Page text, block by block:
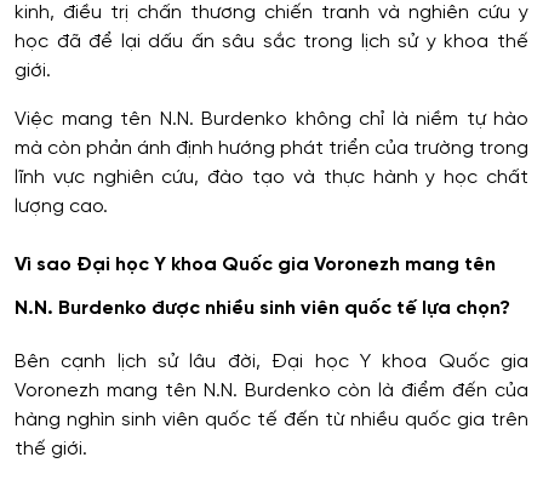
kinh, điều trị chấn thương chiến tranh và nghiên cứu y
học đã để lại dấu ấn sâu sắc trong lịch sử y khoa thế
giới.
Việc mang tên N.N. Burdenko không chỉ là niềm tự hào
mà còn phản ánh định hướng phát triển của trường trong
lĩnh vực nghiên cứu, đào tạo và thực hành y học chất
lượng cao.
Vì sao Đại học Y khoa Quốc gia Voronezh mang tên
N.N. Burdenko được nhiều sinh viên quốc tế lựa chọn?
Bên cạnh lịch sử lâu đời, Đại học Y khoa Quốc gia
Voronezh mang tên N.N. Burdenko còn là điểm đến của
hàng nghìn sinh viên quốc tế đến từ nhiều quốc gia trên
thế giới.